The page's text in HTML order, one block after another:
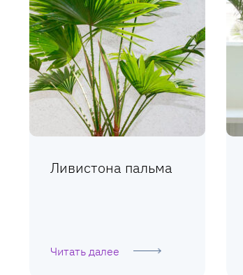
Ливистона пальма
Читать далее